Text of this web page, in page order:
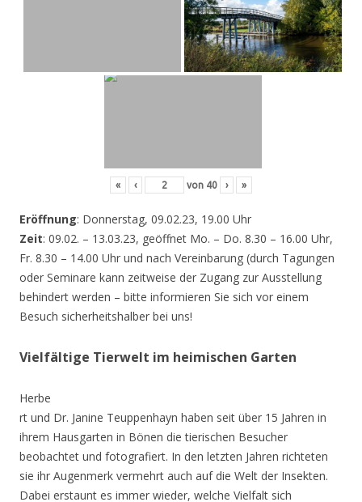
« ‹ von 40 › »
Eröffnung: Donnerstag, 09.02.23, 19.00 Uhr
Zeit: 09.02. – 13.03.23, geöffnet Mo. – Do. 8.30 – 16.00 Uhr,
Fr. 8.30 – 14.00 Uhr und nach Vereinbarung (durch Tagungen
oder Seminare kann zeitweise der Zugang zur Ausstellung
behindert werden – bitte informieren Sie sich vor einem
Besuch sicherheitshalber bei uns!
Vielfältige Tierwelt im heimischen Garten
Herbe
rt und Dr. Janine Teuppenhayn haben seit über 15 Jahren in
ihrem Hausgarten in Bönen die tierischen Besucher
beobachtet und fotografiert. In den letzten Jahren richteten
sie ihr Augenmerk vermehrt auch auf die Welt der Insekten.
Dabei erstaunt es immer wieder, welche Vielfalt sich